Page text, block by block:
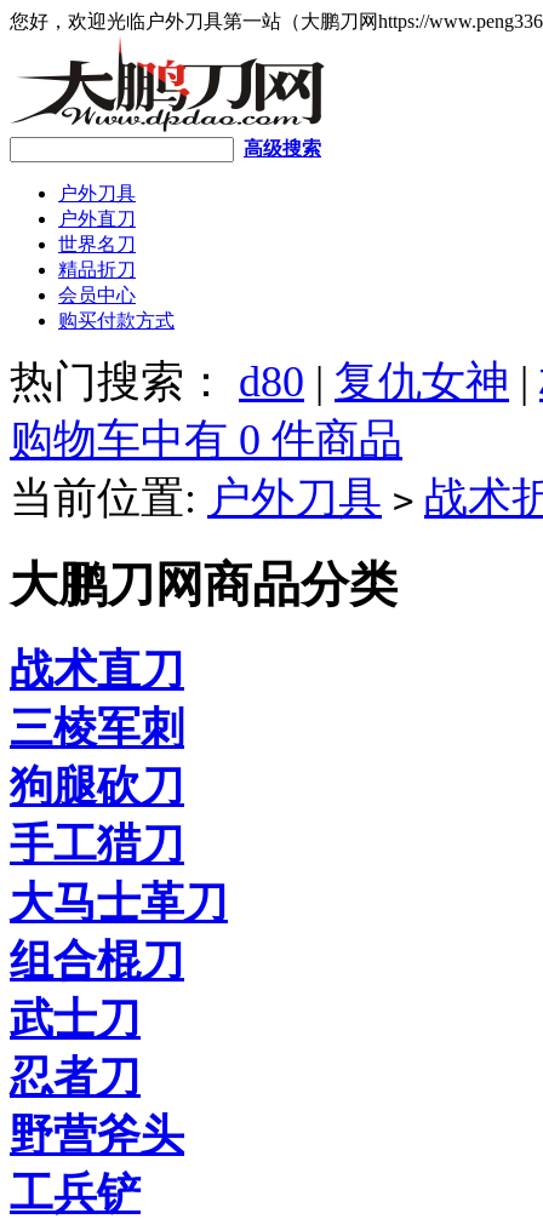
您好，欢迎光临户外刀具第一站（大鹏刀网https://
高级搜索
户外刀具
户外直刀
世界名刀
精品折刀
会员中心
购买付款方式
热门搜索： d80 | 复仇女神 |
购物车中有 0 件商品
当前位置: 户外刀具 > 战术
大鹏刀网商品分类
战术直刀
三棱军刺
狗腿砍刀
手工猎刀
大马士革刀
组合棍刀
武士刀
忍者刀
野营斧头
工兵铲